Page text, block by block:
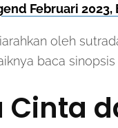
Februari 2023,
oleh
baca
Cinta